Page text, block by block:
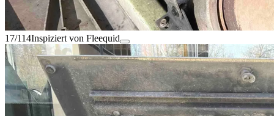
17/114Inspiziert von Fleequid